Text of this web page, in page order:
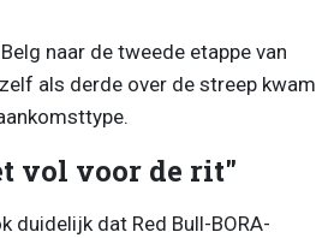
naar de tweede etappe van
als derde over de streep kwam
vol voor de rit"
duidelijk dat Red Bull-BORA-